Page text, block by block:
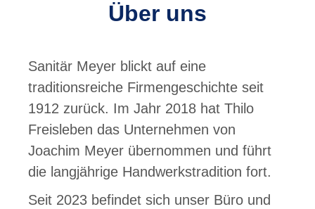
Über uns
Sanitär Meyer blickt auf eine
traditionsreiche Firmengeschichte seit
1912 zurück. Im Jahr 2018 hat Thilo
Freisleben das Unternehmen von
Joachim Meyer übernommen und führt
die langjährige Handwerkstradition fort.
Seit 2023 befindet sich unser Büro und